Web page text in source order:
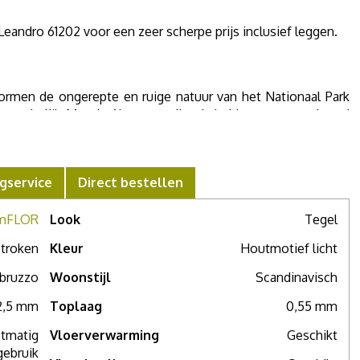
61202 voor een zeer scherpe prijs inclusief leggen.
de ongerepte en ruige natuur van het Nationaal Park
Italië. Met de Abruzzo collectie hebben we geprobeerd
zijn 91,44 x 45,72 cm, de tegels met steendessin zijn ook
91,44 x 91,44 cm.
stalen wilt zien of meer advies nodig hebt, maak dan
Direct bestellen
Look
Tegel
Kleur
Houtmotief licht
Woonstijl
Scandinavisch
mm
Toplaag
0,55 mm
Vloerverwarming
Geschikt